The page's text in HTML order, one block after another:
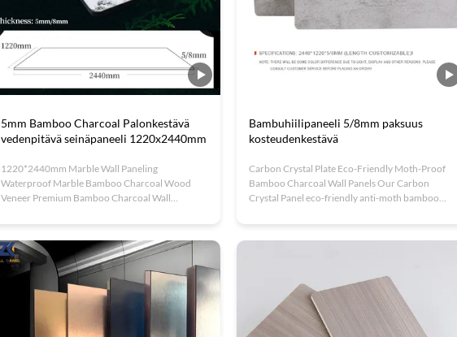
5mm Bamboo Charcoal Palonkestävä
vedenpitävä seinäpaneeli 1220x2440mm
1220*2440mm Marble Wall Paneling
Waterproof Marble Bamboo Charcoal Wood
Veneer Premium Bamboo Charcoal Wall
wood veneer technology. This premium wall
decorating material combines bamboo charcoal
wood substrate ...
Bambuhiilipaneeli 5/8mm paksuus
kosteudenkestävä
Carbon Crystal Plate Eco-Friendly Moth-Proof
Bamboo Charcoal Wall Panels Our Carbon
Crystal Panel eco-friendly anti-moth bamboo
exquisite bamboo carbon crystal panel features a